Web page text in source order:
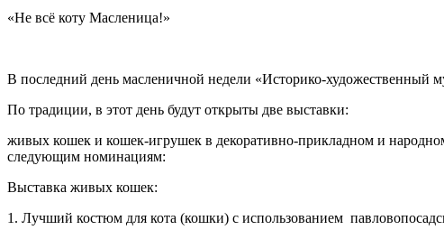
«Не всё коту Масленица!»
В последний день масленичной недели «Историко-художественный
По традиции, в этот день будут открыты две выставки:
живых кошек и кошек-игрушек в декоративно-прикладном и
следующим номинациям:
Выставка живых кошек:
1. Лучший костюм для кота (кошки) с использованием